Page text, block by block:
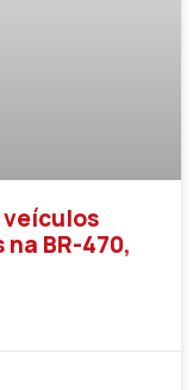
BR-470,